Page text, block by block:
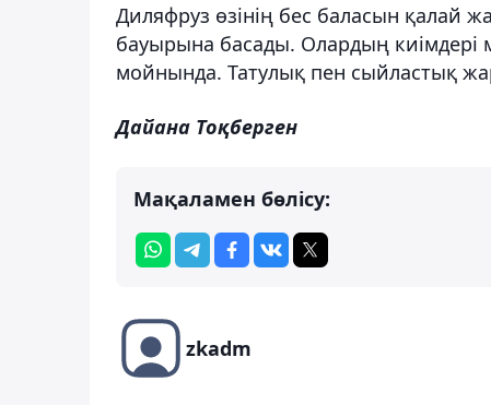
Диляфруз өзінің бес баласын қалай
бауырына басады. Олардың
мойнында. Татулық пен сыйластық
Дайана Тоқберген
Мақаламен бөлісу:
zkadm